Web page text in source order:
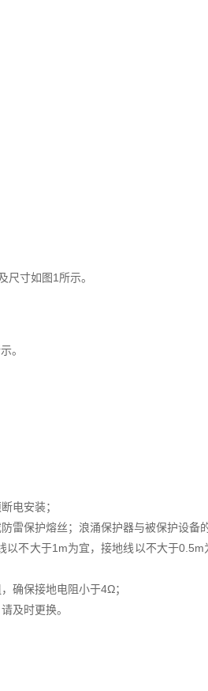
寸如图1所示。
。
电安装；
雷保护熔丝；浪涌保护器与被保护设备
不大于1m为宜，接地线以不大于
确保接地电阻小于4Ω；
及时更换。